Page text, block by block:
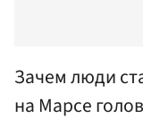
Зачем люди
на Марсе